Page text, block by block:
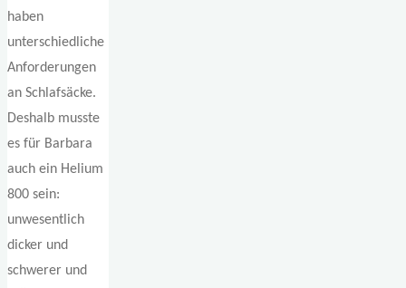
haben
unterschiedliche
Anforderungen
an Schlafsäcke.
Deshalb musste
es für Barbara
auch ein Helium
800 sein:
unwesentlich
dicker und
schwerer und